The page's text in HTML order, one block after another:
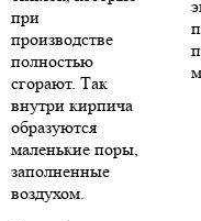
при
производстве
полностью
сгорают. Так
внутри кирпича
образуются
маленькие поры,
заполненные
воздухом.